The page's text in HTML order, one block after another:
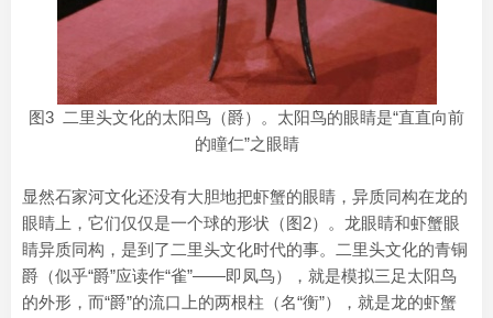
图3 二里头文化的太阳鸟（爵）。太阳鸟的眼睛是“直直向前
的瞳仁”之眼睛
显然石家河文化还没有大胆地把虾蟹的眼睛，异质同构在龙的
眼睛上，它们仅仅是一个球的形状（图2）。龙眼睛和虾蟹眼
睛异质同构，是到了二里头文化时代的事。二里头文化的青铜
爵（似乎“爵”应读作“雀”——即凤鸟），就是模拟三足太阳鸟
的外形，而“爵”的流口上的两根柱（名“衡”），就是龙的虾蟹